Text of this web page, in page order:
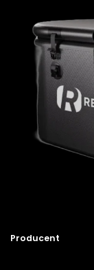
Producent